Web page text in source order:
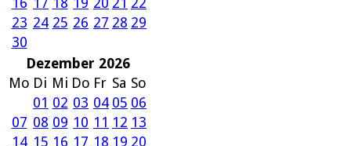
23 24 25 26 27 28 29
30
Dezember 2026
Mo Di Mi Do Fr Sa So
01 02 03 04 05 06
07 08 09 10 11 12 13
14 15 16 17 18 19 20